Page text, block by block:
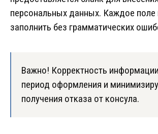
персональных данных. Каждое поле
заполнить без грамматических
Важно! Корректность
период оформления и
получения отказа от консула.